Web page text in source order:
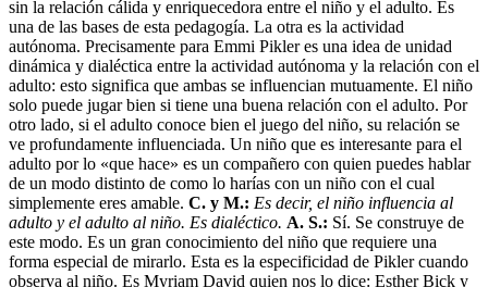
sin la relación cálida y enriquecedora entre el niño y el adulto. Es
una de las bases de esta pedagogía. La otra es la actividad
autónoma. Precisamente para Emmi Pikler es una idea de unidad
dinámica y dialéctica entre la actividad autónoma y la relación con el
adulto: esto significa que ambas se influencian mutuamente. El niño
solo puede jugar bien si tiene una buena relación con el adulto. Por
otro lado, si el adulto conoce bien el juego del niño, su relación se
ve profundamente influenciada. Un niño que es interesante para el
adulto por lo «que hace» es un compañero con quien puedes hablar
de un modo distinto de como lo harías con un niño con el cual
simplemente eres amable. C. y M.: Es decir, el niño influencia al
adulto y el adulto al niño. Es dialéctico. A. S.: Sí. Se construye de
este modo. Es un gran conocimiento del niño que requiere una
forma especial de mirarlo. Esta es la especificidad de Pikler cuando
observa al niño. Es Myriam David quien nos lo dice: Esther Bick y